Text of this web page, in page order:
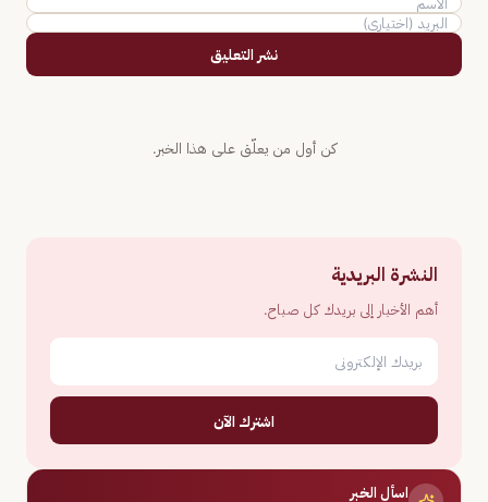
نشر التعليق
كن أول من يعلّق على هذا الخبر.
النشرة البريدية
أهم الأخبار إلى بريدك كل صباح.
اشترك الآن
اسأل الخبر